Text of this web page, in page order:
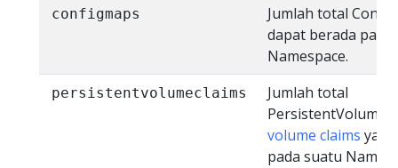
configmaps
Jumlah total
dapat berada pada
Namespace.
persistentvolumeclaims
Jumlah total
volume claims
pada suatu